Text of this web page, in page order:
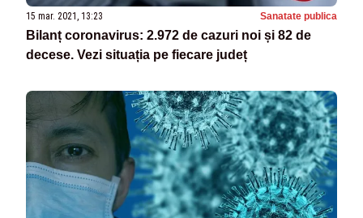
15 mar. 2021, 13:23 Sanatate publica
Bilanț coronavirus: 2.972 de cazuri noi și 82 de
decese. Vezi situația pe fiecare județ